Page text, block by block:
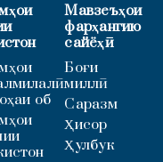
об
Мавзеъҳои
фарҳангию
сайёҳӣ
Боғи
миллӣ
Саразм
Ҳисор
Ҳулбук